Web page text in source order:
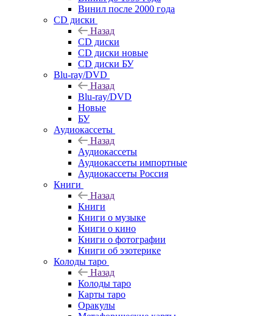
Винил после 2000 года
CD диски
Назад
CD диски
CD диски новые
CD диски БУ
Blu-ray/DVD
Назад
Blu-ray/DVD
Новые
БУ
Аудиокассеты
Назад
Аудиокассеты
Аудиокассеты импортные
Аудиокассеты Россия
Книги
Назад
Книги
Книги о музыке
Книги о кино
Книги о фотографии
Книги об эзотерике
Колоды таро
Назад
Колоды таро
Карты таро
Оракулы